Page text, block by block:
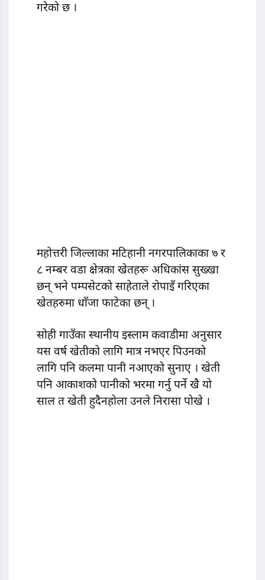
गरेको छ ।
महोत्तरी जिल्लाका मटिहानी नगरपालिकाका ७ र
८ नम्बर वडा क्षेत्रका खेतहरू अधिकांस सुख्खा
छन् भने पम्पसेटको साहेताले रोपाइँ गरिएका
खेतहरुमा धाँजा फाटेका छन् ।
सोही गाउँका स्थानीय इस्लाम कवाडीमा अनुसार
यस वर्ष खेतीको लागि मात्र नभएर पिउनको
लागि पनि कलमा पानी नआएको सुनाए । खेती
पनि आकाशको पानीको भरमा गर्नु पर्ने खै यो
साल त खेती हुदैनहोला उनले निरासा पोखे ।